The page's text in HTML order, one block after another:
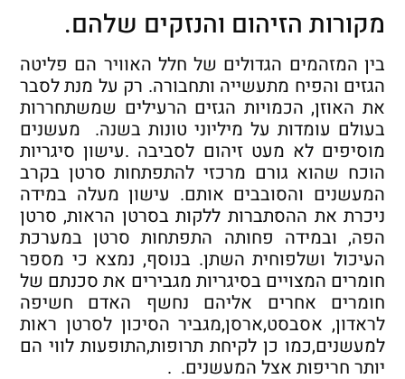
מקורות הזיהום והנזקים שלהם.
בין המזהמים הגדולים של חלל האוויר הם פליטה
הגזים והפיח מתעשייה ותחבורה. רק על מנת לסבר
את האוזן, הכמויות הגזים הרעילים שמשתחררות
בעולם עומדות על מיליוני טונות בשנה. מעשנים
מוסיפים לא מעט זיהום לסביבה .עישון סיגריות
הוכח שהוא גורם מרכזי להתפתחות סרטן בקרב
המעשנים והסובבים אותם. עישון מעלה במידה
ניכרת את ההסתברות ללקות בסרטן הראות, סרטן
הפה, ובמידה פחותה התפתחות סרטן במערכת
העיכול ושלפוחית השתן. בנוסף, נמצא כי מספר
חומרים המצויים בסיגריות מגבירים את סכנתם של
חומרים אחרים אליהם נחשף האדם חשיפה
לראדון, אסבסט,ארסן,מגביר הסיכון לסרטן ראות
למעשנים,כמו כן לקיחת תרופות,התופעות לווי הם
יותר חריפות אצל המעשנים. .